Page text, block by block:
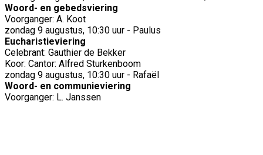
Woord- en gebedsviering
Voorganger: A. Koot
zondag 9 augustus, 10:30 uur - Paulus
Eucharistieviering
Celebrant: Gauthier de Bekker
Koor: Cantor: Alfred Sturkenboom
zondag 9 augustus, 10:30 uur - Rafaël
Woord- en communieviering
Voorganger: L. Janssen